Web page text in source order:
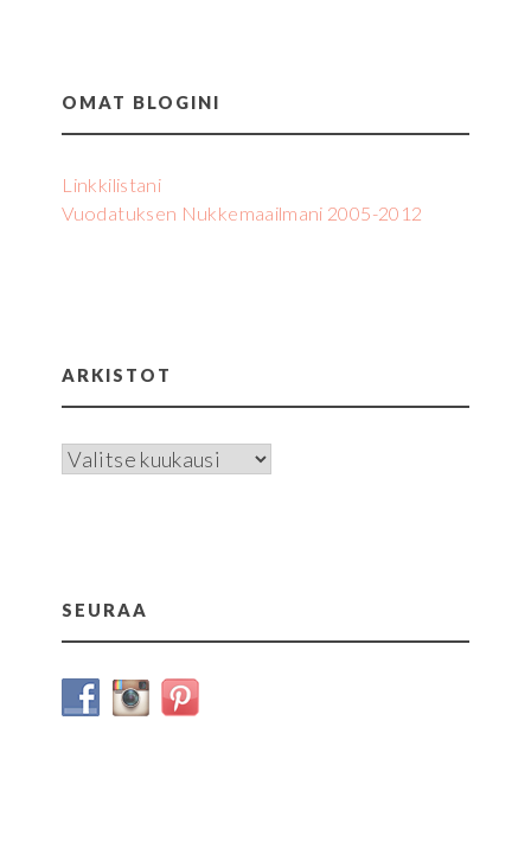
OMAT BLOGINI
Linkkilistani
Vuodatuksen Nukkemaailmani 2005-2012
ARKISTOT
Arkistot
SEURAA